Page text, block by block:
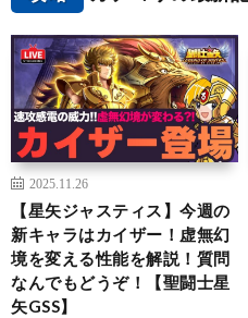
2025.11.26
【星矢ジャスティス】今週の
新キャラはカイザー！虚無幻
境を変える性能を解説！質問
なんでもどうぞ！【聖闘士星
矢GSS】